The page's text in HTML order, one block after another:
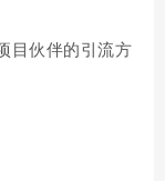
目伙伴的引流方